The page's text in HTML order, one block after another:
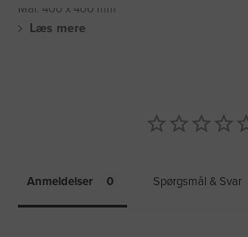
Mål: 400 x 400 mm
Læs mere
Anmeldelser Spørgsmål & Svar